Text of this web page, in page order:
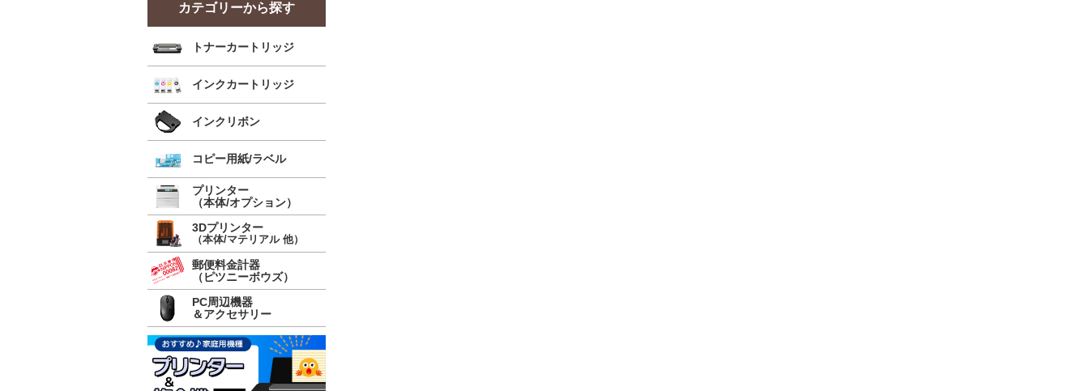
カテゴリーから探す
トナーカートリッジ
インクカートリッジ
インクリボン
コピー用紙/ラベル
プリンター
（本体/オプション）
3Dプリンター
（本体/マテリアル 他）
郵便料金計器
（ピツニーボウズ）
PC周辺機器
＆アクセサリー